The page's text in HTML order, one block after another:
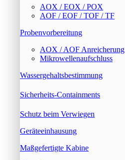
AOX / EOX / POX
AOF / EOF / TOF / TF
Probenvorbereitung
AOX / AOF Anreicherung
Mikrowellenaufschluss
Wassergehaltsbestimmung
Sicherheits-Containments
Schutz beim Verwiegen
Geräteeinhausung
Maßgefertigte Kabine